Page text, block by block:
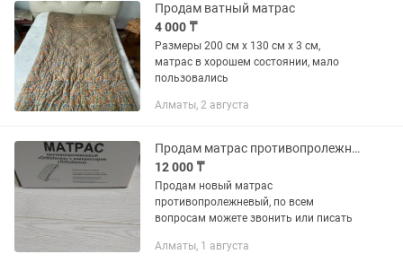
Продам ватный матрас
4 000 ₸
Размеры 200 см х 130 см х 3 см,
матрас в хорошем состоянии, мало
пользовались
Алматы, 2 августа
Продам матрас противопролежневый
12 000 ₸
Продам новый матрас
противопролежневый, по всем
вопросам можете звонить или писать
Алматы, 1 августа